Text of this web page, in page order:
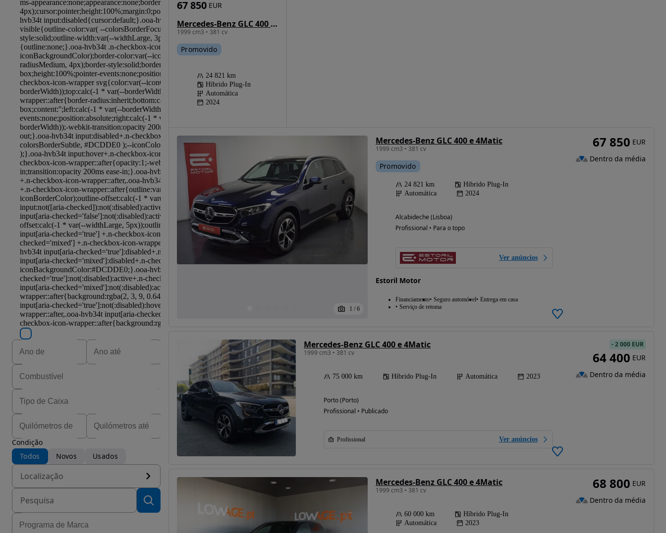
Possibilidade de
Condição
Todos
Novos Usados
Localização
Mercedes-Benz GLC 400 e 4Matic
1999 cm3 • 381 cv
67 850 EUR
Promovido
24 821 km
Híbrido Plug-In
Automática
2024
1 / 6
Mercedes-Benz GLC 400 e 4Matic
1999 cm3 • 381 cv
Promovido
24 821 km
Híbrido Plug-In
Automática
2024
Alcabideche (Lisboa)
Profissional • Para o topo
Ver anúncios
Estoril Motor
Financiamento Seguro automóvel
Entrega em casa
Serviço de retoma
67 850 EUR
Dentro da média
Mercedes-Benz GLC 400 e 4Matic
1999 cm3 • 381 cv
75 000 km Híbrido Plug-In Automática 2023
Porto (Porto)
Profissional • Publicado
Profissional Ver anúncios
-2 000 EUR
64 400 EUR
Dentro da média
Mercedes-Benz GLC 400 e 4Matic
1999 cm3 • 381 cv
60 000 km
Híbrido Plug-In
Automática
2023
68 800 EUR
Dentro da média